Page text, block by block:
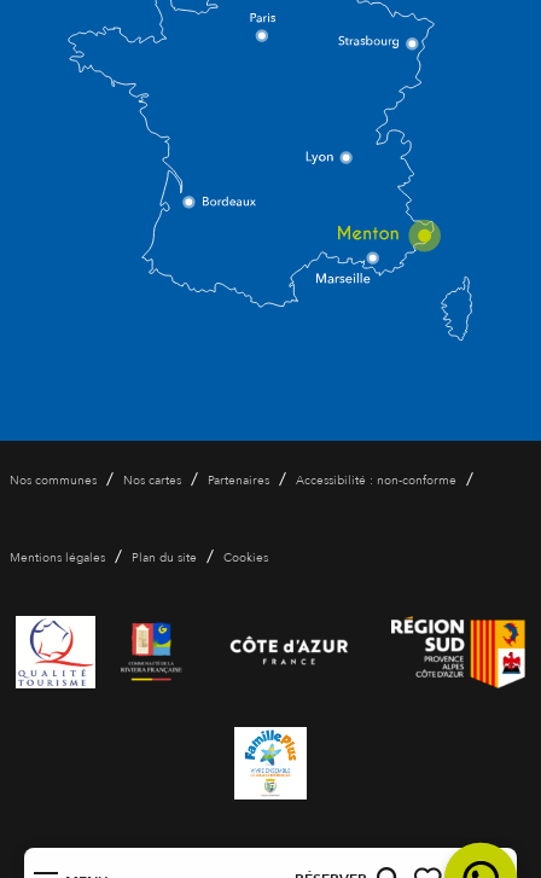
Nos communes / Nos cartes / Partenaires / Accessibilité : non-conforme /
Mentions légales / Plan du site / Cookies